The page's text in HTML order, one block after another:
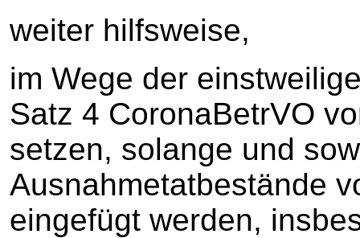
weiter hilfsweise,
im Wege der
Satz 4 CoronaBetrVO
setzen, solange und
Ausnahmetatbestände
eingefügt werden,